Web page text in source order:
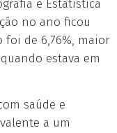
e Estatística
no ano ficou
foi de 6,76%, maior
estava em
saúde e
a um